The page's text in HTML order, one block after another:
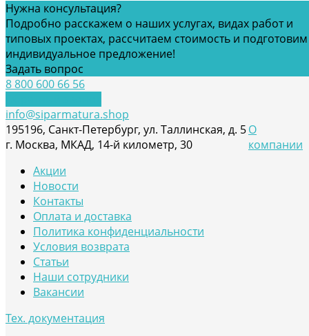
Нужна консультация?
Подробно расскажем о наших услугах, видах работ и
типовых проектах, рассчитаем стоимость и подготовим
индивидуальное предложение!
Задать вопрос
8 800 600 66 56
info@siparmatura.shop
195196, Санкт-Петербург, ул. Таллинская, д. 5
г. Москва, МКАД, 14-й километр, 30
О
компании
Акции
Новости
Контакты
Оплата и доставка
Политика конфиденциальности
Условия возврата
Статьи
Наши сотрудники
Вакансии
Тех. документация
Loading...